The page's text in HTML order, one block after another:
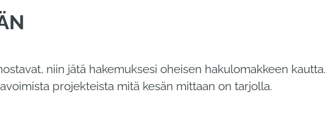
niin jätä hakemuksesi oheisen hakulomakkeen kautta.
projekteista mitä kesän mittaan on tarjolla.